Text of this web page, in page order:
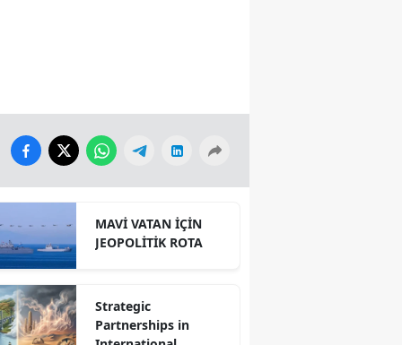
MAVİ VATAN İÇİN
JEOPOLİTİK ROTA
Strategic
Partnerships in